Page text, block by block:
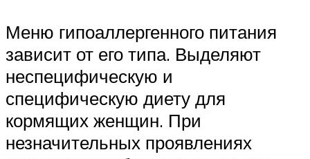
Меню гипоаллергенного питания
зависит от его типа. Выделяют
неспецифическую и
специфическую диету для
кормящих женщин. При
незначительных проявлениях